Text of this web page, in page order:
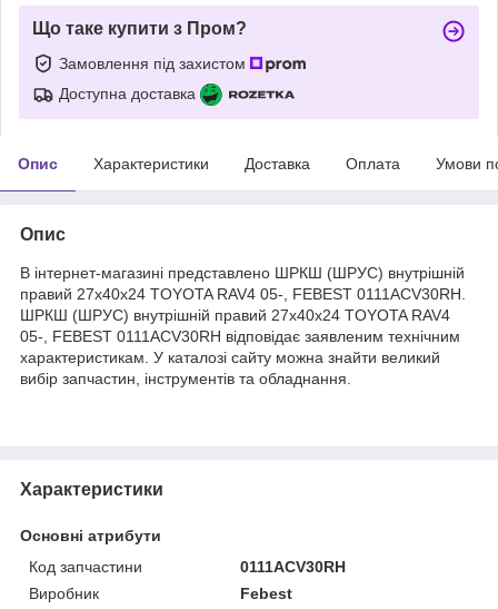
Що таке купити з Пром?
Замовлення під захистом
Доступна доставка
Опис Характеристики Доставка Оплата Умови
Опис
В інтернет-магазині представлено ШРКШ (ШРУС) внутрішній
правий 27x40x24 TOYOTA RAV4 05-, FEBEST 0111ACV30RH.
ШРКШ (ШРУС) внутрішній правий 27x40x24 TOYOTA RAV4
05-, FEBEST 0111ACV30RH відповідає заявленим технічним
характеристикам. У каталозі сайту можна знайти великий
вибір запчастин, інструментів та обладнання.
Характеристики
Основні атрибути
Код запчастини
0111ACV30RH
Виробник
Febest